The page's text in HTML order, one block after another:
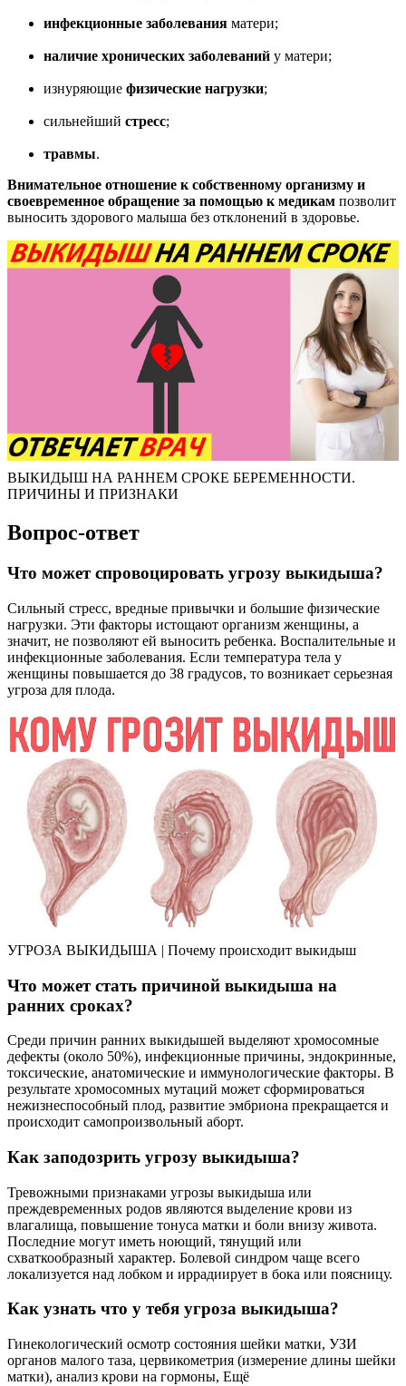
инфекционные заболевания матери;
наличие хронических заболеваний у матери;
изнуряющие физические нагрузки;
сильнейший стресс;
травмы.
Внимательное отношение к собственному организму и
своевременное обращение за помощью к медикам позволит
выносить здорового малыша без отклонений в здоровье.
ВЫКИДЫШ НА РАННЕМ СРОКЕ БЕРЕМЕННОСТИ.
ПРИЧИНЫ И ПРИЗНАКИ
Вопрос-ответ
Что может спровоцировать угрозу выкидыша?
Сильный стресс, вредные привычки и большие физические
нагрузки. Эти факторы истощают организм женщины, а
значит, не позволяют ей выносить ребенка. Воспалительные и
инфекционные заболевания. Если температура тела у
женщины повышается до 38 градусов, то возникает серьезная
угроза для плода.
УГРОЗА ВЫКИДЫША | Почему происходит выкидыш
Что может стать причиной выкидыша на
ранних сроках?
Среди причин ранних выкидышей выделяют хромосомные
дефекты (около 50%), инфекционные причины, эндокринные,
токсические, анатомические и иммунологические факторы. В
результате хромосомных мутаций может сформироваться
нежизнеспособный плод, развитие эмбриона прекращается и
происходит самопроизвольный аборт.
Как заподозрить угрозу выкидыша?
Тревожными признаками угрозы выкидыша или
преждевременных родов являются выделение крови из
влагалища, повышение тонуса матки и боли внизу живота.
Последние могут иметь ноющий, тянущий или
схваткообразный характер. Болевой синдром чаще всего
локализуется над лобком и иррадиирует в бока или поясницу.
Как узнать что у тебя угроза выкидыша?
Гинекологический осмотр состояния шейки матки, УЗИ
органов малого таза, цервикометрия (измерение длины шейки
матки), анализ крови на гормоны, Ещё